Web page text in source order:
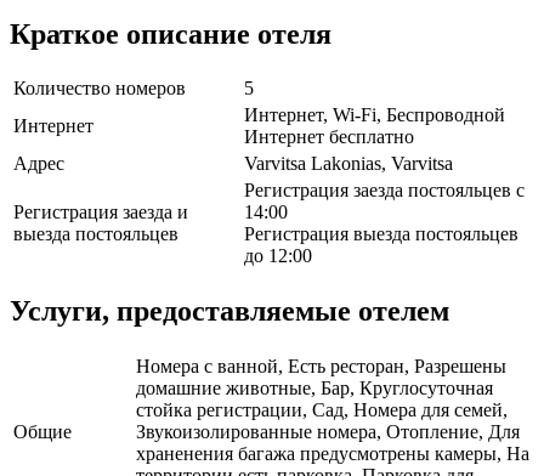
Краткое описание отеля
Количество номеров
5
Интернет
Интернет, Wi-Fi, Беспроводной
Интернет бесплатно
Адрес
Varvitsa Lakonias, Varvitsa
Регистрация заезда и
выезда постояльцев
Регистрация заезда постояльцев с
14:00
Регистрация выезда постояльцев
до 12:00
Услуги, предоставляемые отелем
Общие
Номера с ванной, Есть ресторан, Разрешены
домашние животные, Бар, Круглосуточная
стойка регистрации, Сад, Номера для семей,
Звукоизолированные номера, Отопление, Для
храненения багажа предусмотрены камеры, На